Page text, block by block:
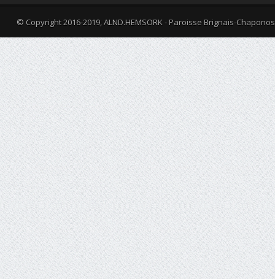
© Copyright 2016-2019, ALND.HEMSORK - Paroisse Brignais-